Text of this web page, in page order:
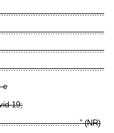
e
19;
(NR)